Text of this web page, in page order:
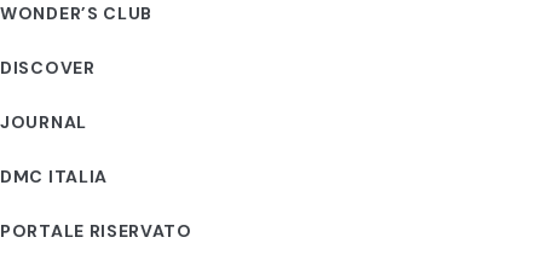
WONDER’S CLUB
DISCOVER
JOURNAL
DMC ITALIA
PORTALE RISERVATO